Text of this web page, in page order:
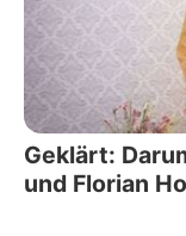
Geklärt:
und Florian